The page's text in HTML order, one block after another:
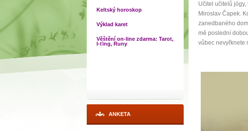
Keltský horoskop
Výklad karet
Věštění on-line zdarma: Tarot,
I-ťing, Runy
ANKETA
Učitel učitelů
Miroslav Čapek.
zanedbaného
mě poslední
vůbec nevyřknete